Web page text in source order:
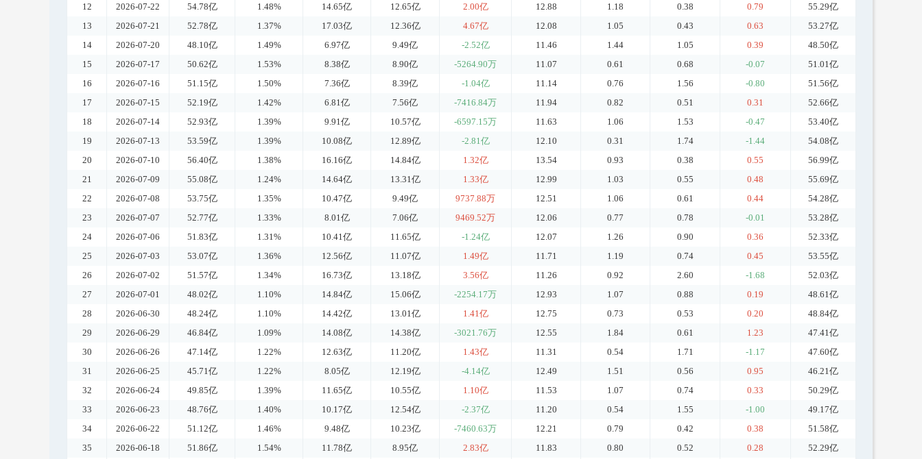
12
2026-07-22 54.78亿 1.48% 14.65亿 12.65亿 2.00亿 12.88 1.18 0.38 0.79
55.29亿
13
2026-07-21 52.78亿 1.37% 17.03亿 12.36亿 4.67亿 12.08 1.05 0.43 0.63
53.27亿
14
2026-07-20 48.10亿 1.49% 6.97亿 9.49亿 -2.52亿 11.46 1.44 1.05 0.39
48.50亿
15
2026-07-17 50.62亿 1.53% 8.38亿 8.90亿 -5264.90万 11.07 0.61 0.68 -0.07
51.01亿
16
2026-07-16 51.15亿 1.50% 7.36亿 8.39亿 -1.04亿 11.14 0.76 1.56 -0.80
51.56亿
17
2026-07-15 52.19亿 1.42% 6.81亿 7.56亿 -7416.84万 11.94 0.82 0.51 0.31
52.66亿
18
2026-07-14 52.93亿 1.39% 9.91亿 10.57亿 -6597.15万 11.63 1.06 1.53 -0.47
53.40亿
19
2026-07-13 53.59亿 1.39% 10.08亿 12.89亿 -2.81亿 12.10 0.31 1.74 -1.44
54.08亿
20
2026-07-10 56.40亿 1.38% 16.16亿 14.84亿 1.32亿 13.54 0.93 0.38 0.55
56.99亿
21
2026-07-09 55.08亿 1.24% 14.64亿 13.31亿 1.33亿 12.99 1.03 0.55 0.48
55.69亿
22
2026-07-08 53.75亿 1.35% 10.47亿 9.49亿 9737.88万 12.51 1.06 0.61 0.44
54.28亿
23
2026-07-07 52.77亿 1.33% 8.01亿 7.06亿 9469.52万 12.06 0.77 0.78 -0.01
53.28亿
24
2026-07-06 51.83亿 1.31% 10.41亿 11.65亿 -1.24亿 12.07 1.26 0.90 0.36
52.33亿
25
2026-07-03 53.07亿 1.36% 12.56亿 11.07亿 1.49亿 11.71 1.19 0.74 0.45
53.55亿
26
2026-07-02 51.57亿 1.34% 16.73亿 13.18亿 3.56亿 11.26 0.92 2.60 -1.68
52.03亿
27
2026-07-01 48.02亿 1.10% 14.84亿 15.06亿 -2254.17万 12.93 1.07 0.88 0.19
48.61亿
28
2026-06-30 48.24亿 1.10% 14.42亿 13.01亿 1.41亿 12.75 0.73 0.53 0.20
48.84亿
29
2026-06-29 46.84亿 1.09% 14.08亿 14.38亿 -3021.76万 12.55 1.84 0.61 1.23
47.41亿
30
2026-06-26 47.14亿 1.22% 12.63亿 11.20亿 1.43亿 11.31 0.54 1.71 -1.17
47.60亿
31
2026-06-25 45.71亿 1.22% 8.05亿 12.19亿 -4.14亿 12.49 1.51 0.56 0.95
46.21亿
32
2026-06-24 49.85亿 1.39% 11.65亿 10.55亿 1.10亿 11.53 1.07 0.74 0.33
50.29亿
33
2026-06-23 48.76亿 1.40% 10.17亿 12.54亿 -2.37亿 11.20 0.54 1.55 -1.00
49.17亿
34
2026-06-22 51.12亿 1.46% 9.48亿 10.23亿 -7460.63万 12.21 0.79 0.42 0.38
51.58亿
35
2026-06-18 51.86亿 1.54% 11.78亿 8.95亿 2.83亿 11.83 0.80 0.52 0.28
52.29亿